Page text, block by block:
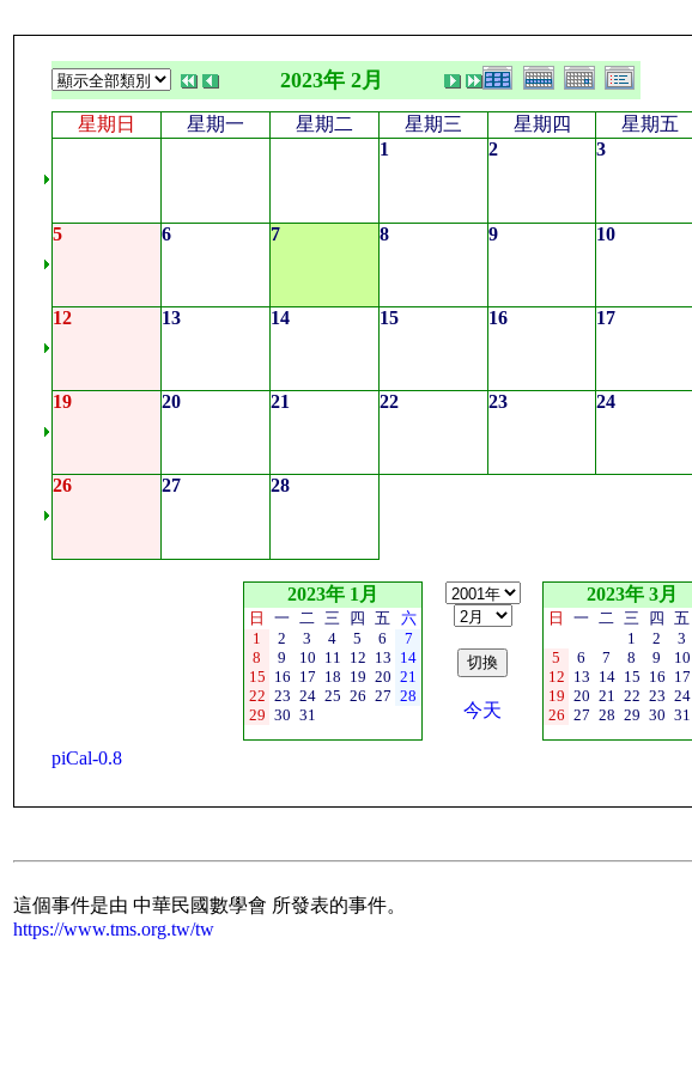
2023年 2月
星期日 星期一 星期二 星期三 星期四 星期五
1
2 3
5 6 7 8 9 10
12 13 14 15 16 17
19 20 21 22 23 24
26 27 28
2023年 1月
日 一 二 三 四 五
六
1
2 3 4 5 6
7
8
9 10 11 12 13 14
15 16 17 18 19 20 21
22 23 24 25 26 27 28
29 30 31 今天
2023年 3月
日 一 二 三 四 五
1
2 3
5
6 7 8 9 10
12 13 14 15 16 17
19 20 21 22 23 24
26 27 28 29 30 31
piCal-0.8
這個事件是由 中華民國數學會 所發表的事件。
https://www.tms.org.tw/tw